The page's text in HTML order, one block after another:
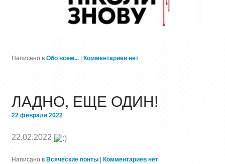
Написано в Обо всем... Комментариев нет
ЛАДНО, ЕЩЕ ОДИН!
22 февраля 2022
22.02.2022
Написано в Всяческие понты Комментариев нет